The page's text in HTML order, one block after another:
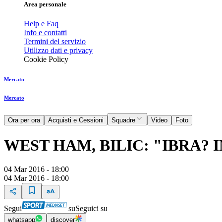
Area personale
Help e Faq
Info e contatti
Termini del servizio
Utilizzo dati e privacy
Cookie Policy
Mercato
Mercato
Ora per ora Acquisti e Cessioni Squadre Video Foto
WEST HAM, BILIC: "IBRA?
04 Mar 2016 - 18:00
04 Mar 2016 - 18:00
Segui suSeguici su
whatsapp discover